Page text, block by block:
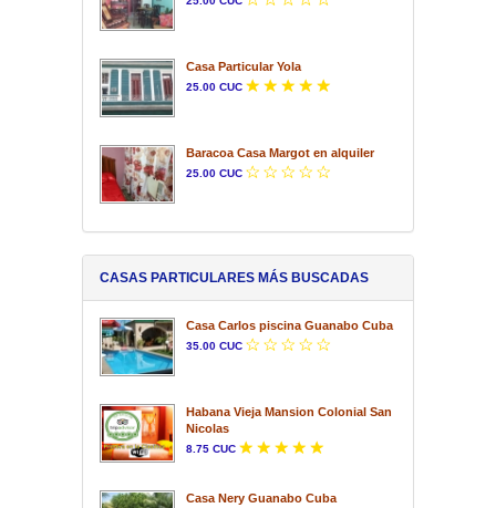
Casa Particular Yola
25.00 CUC
Baracoa Casa Margot en alquiler
25.00 CUC
CASAS PARTICULARES MÁS BUSCADAS
Casa Carlos piscina Guanabo Cuba
35.00 CUC
Habana Vieja Mansion Colonial San
Nicolas
8.75 CUC
Casa Nery Guanabo Cuba